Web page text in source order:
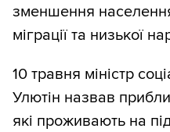
зменшення
міграції та низької
10 травня міністр
Улютін назвав
які проживають на